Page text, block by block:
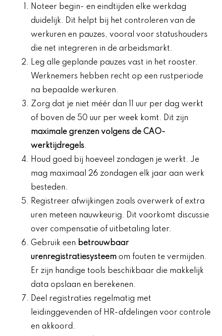
Noteer begin- en eindtijden elke werkdag
duidelijk. Dit helpt bij het controleren van de
werkuren en pauzes, vooral voor statushouders
die net integreren in de arbeidsmarkt.
Leg alle geplande pauzes vast in het rooster.
Werknemers hebben recht op een rustperiode
na bepaalde werkuren.
Zorg dat je niet méér dan 11 uur per dag werkt
of boven de 50 uur per week komt. Dit zijn
maximale grenzen volgens de CAO-
werktijdregels.
Houd goed bij hoeveel zondagen je werkt. Je
mag maximaal 26 zondagen elk jaar aan werk
besteden.
Registreer afwijkingen zoals overwerk of extra
uren meteen nauwkeurig. Dit voorkomt discussie
over compensatie of uitbetaling later.
Gebruik een betrouwbaar
urenregistratiesysteem om fouten te vermijden.
Er zijn handige tools beschikbaar die makkelijk
data opslaan en berekenen.
Deel registraties regelmatig met
leidinggevenden of HR-afdelingen voor controle
en akkoord.